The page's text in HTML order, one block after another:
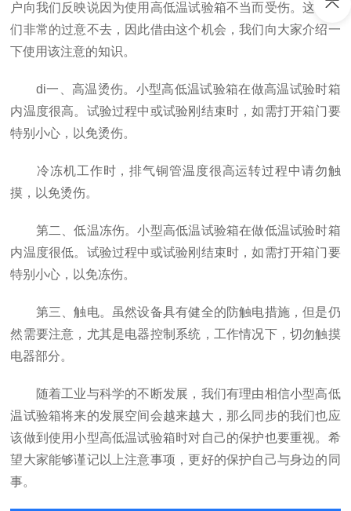
户向我们反映说因为使用高低温试验箱不当而受伤。这让我
们非常的过意不去，因此借由这个机会，我们向大家介绍一
下使用该注意的知识。
di一、高温烫伤。小型高低温试验箱在做高温试验时箱
内温度很高。试验过程中或试验刚结束时，如需打开箱门要
特别小心，以免烫伤。
冷冻机工作时，排气铜管温度很高运转过程中请勿触
摸，以免烫伤。
第二、低温冻伤。小型高低温试验箱在做低温试验时箱
内温度很低。试验过程中或试验刚结束时，如需打开箱门要
特别小心，以免冻伤。
第三、触电。虽然设备具有健全的防触电措施，但是仍
然需要注意，尤其是电器控制系统，工作情况下，切勿触摸
电器部分。
随着工业与科学的不断发展，我们有理由相信小型高低
温试验箱将来的发展空间会越来越大，那么同步的我们也应
该做到使用小型高低温试验箱时对自己的保护也要重视。希
望大家能够谨记以上注意事项，更好的保护自己与身边的同
事。